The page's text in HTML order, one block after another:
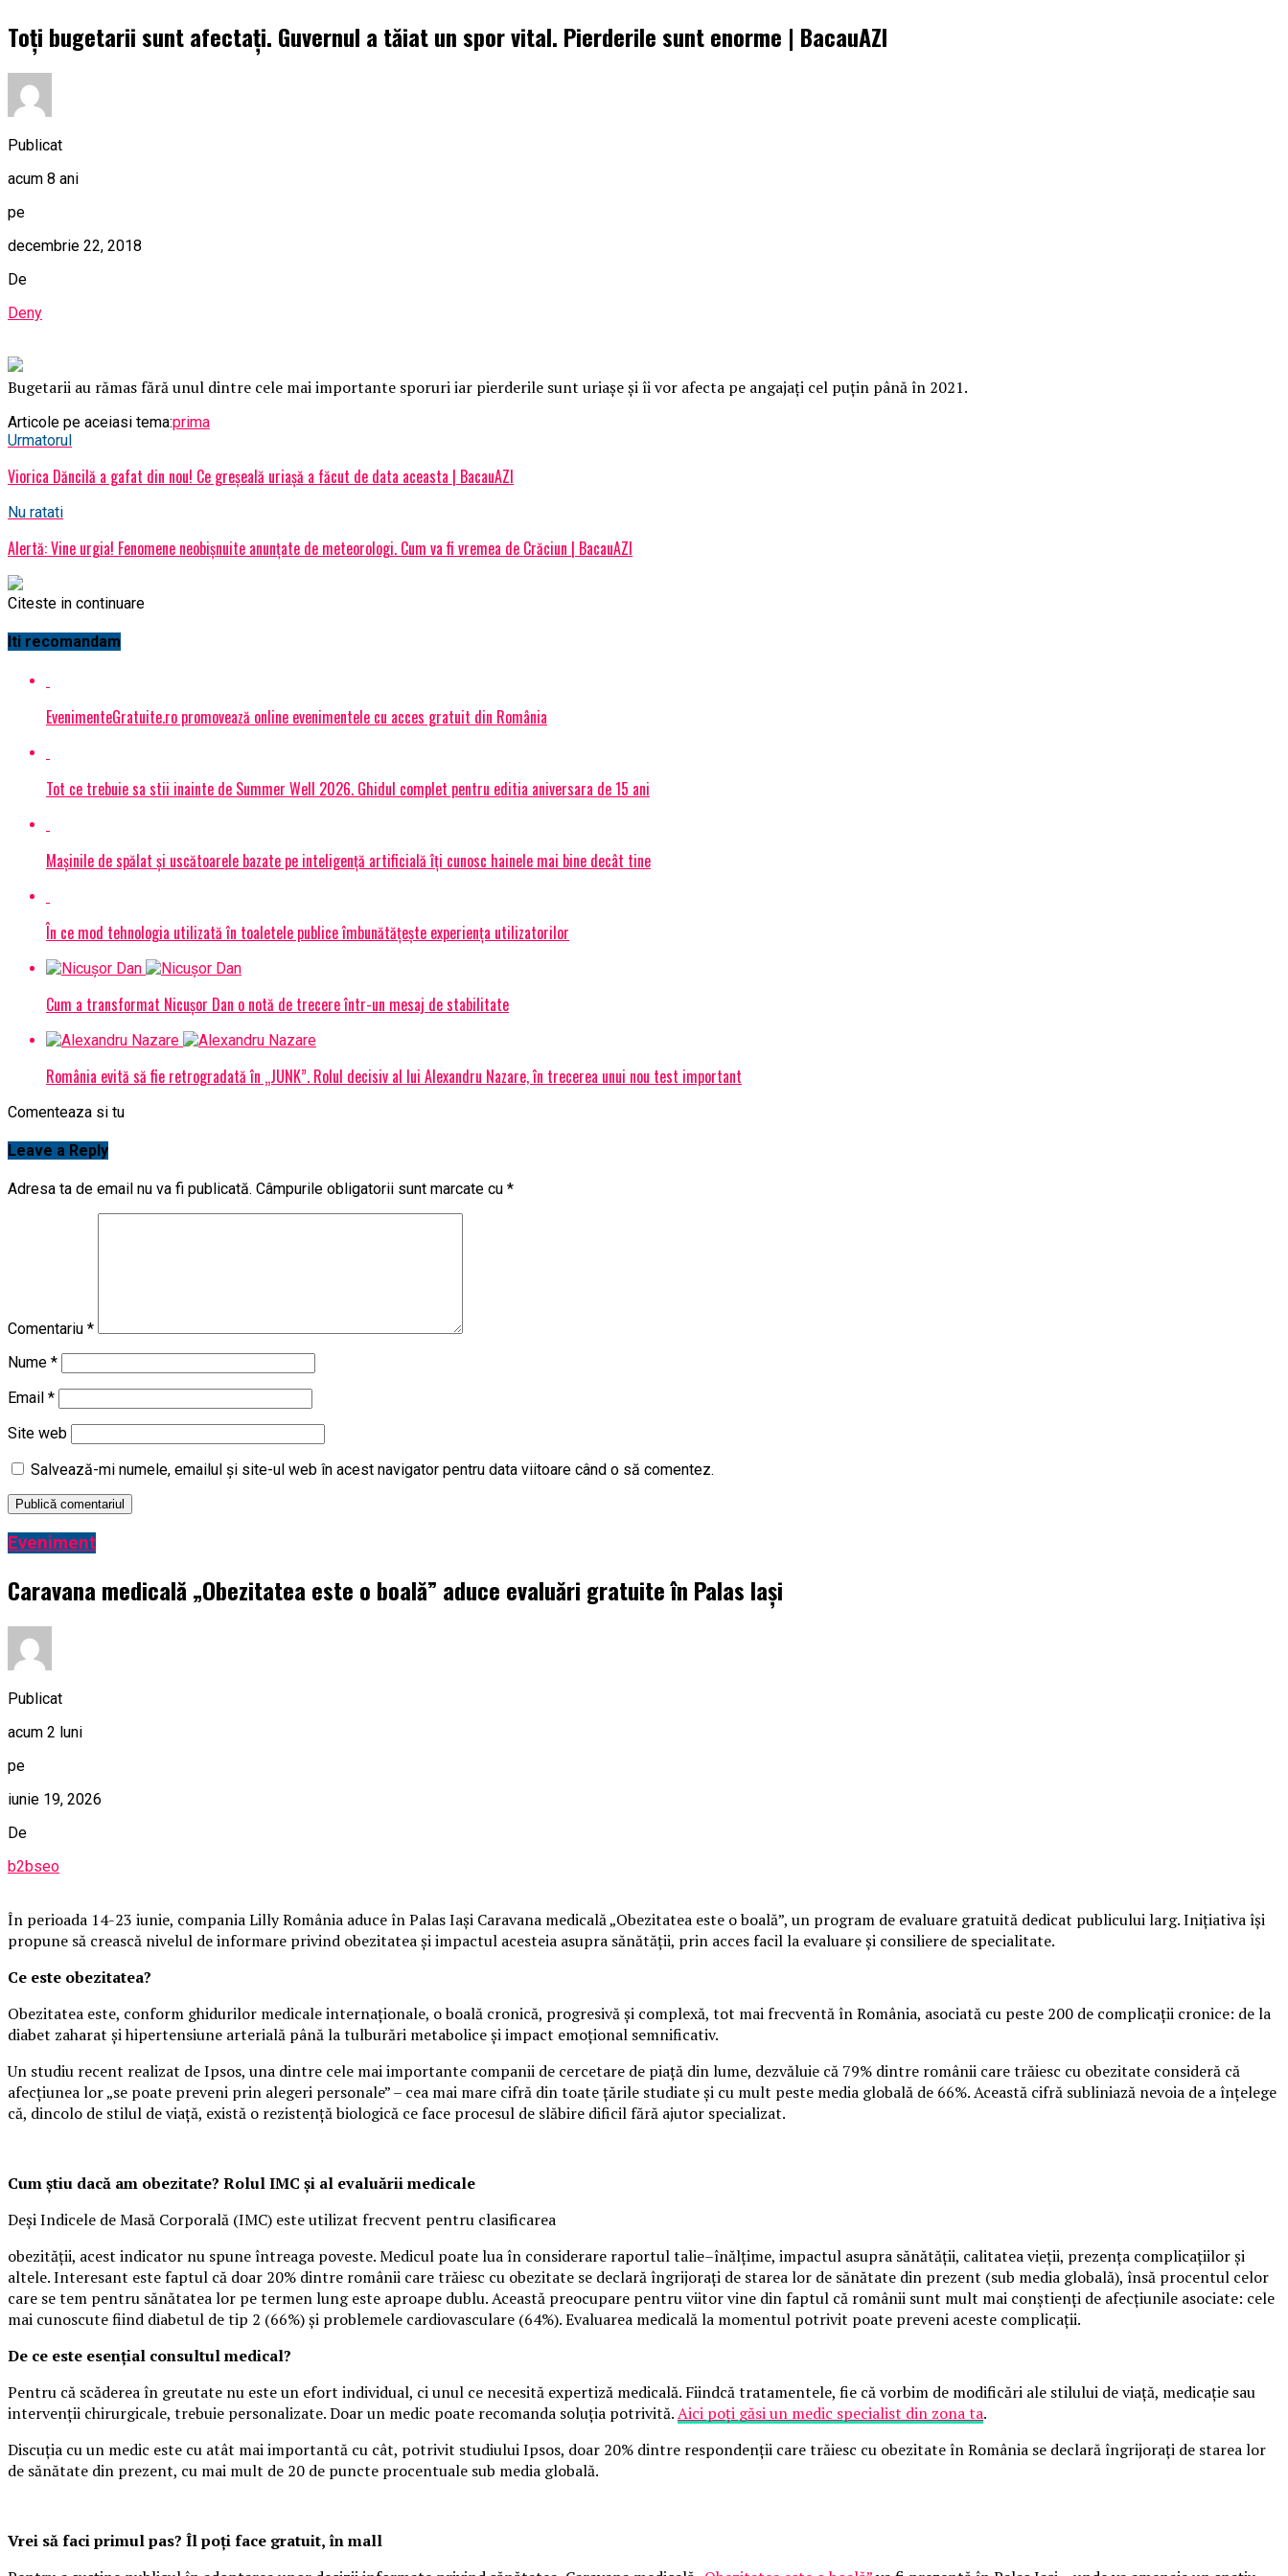
Toți bugetarii sunt afectați. Guvernul a tăiat un spor vital. Pierderile sunt enorme | BacauAZI
Publicat
acum 8 ani
pe
decembrie 22, 2018
De
Deny
Bugetarii au rămas fără unul dintre cele mai importante sporuri iar pierderile sunt uriașe și îi vor afecta pe angajați cel puțin până în 2021.
Articole pe aceiasi tema:prima
Urmatorul
Viorica Dăncilă a gafat din nou! Ce greșeală uriașă a făcut de data aceasta | BacauAZI
Nu ratati
Alertă: Vine urgia! Fenomene neobișnuite anunțate de meteorologi. Cum va fi vremea de Crăciun | BacauAZI
Citeste in continuare
Iti recomandam
EvenimenteGratuite.ro promovează online evenimentele cu acces gratuit din România
Tot ce trebuie sa stii inainte de Summer Well 2026. Ghidul complet pentru editia aniversara de 15 ani
Mașinile de spălat și uscătoarele bazate pe inteligență artificială îți cunosc hainele mai bine decât tine
În ce mod tehnologia utilizată în toaletele publice îmbunătățește experiența utilizatorilor
Cum a transformat Nicușor Dan o notă de trecere într-un mesaj de stabilitate
România evită să fie retrogradată în „JUNK”. Rolul decisiv al lui Alexandru Nazare, în trecerea unui nou test important
Comenteaza si tu
Leave a Reply
Adresa ta de email nu va fi publicată. Câmpurile obligatorii sunt marcate cu *
Comentariu *
Nume *
Email *
Site web
Salvează-mi numele, emailul și site-ul web în acest navigator pentru data viitoare când o să comentez.
Eveniment
Caravana medicală „Obezitatea este o boală” aduce evaluări gratuite în Palas Iași
Publicat
acum 2 luni
pe
iunie 19, 2026
De
b2bseo
În perioada 14-23 iunie, compania Lilly România aduce în Palas Iași Caravana medicală „Obezitatea este o boală”, un program de evaluare gratuită dedicat publicului larg. Inițiativa își
propune să crească nivelul de informare privind obezitatea și impactul acesteia asupra sănătății, prin acces facil la evaluare și consiliere de specialitate.
Ce este obezitatea?
Obezitatea este, conform ghidurilor medicale internaționale, o boală cronică, progresivă și complexă, tot mai frecventă în România, asociată cu peste 200 de complicații cronice: de la
diabet zaharat și hipertensiune arterială până la tulburări metabolice și impact emoțional semnificativ.
Un studiu recent realizat de Ipsos, una dintre cele mai importante companii de cercetare de piață din lume, dezvăluie că 79% dintre românii care trăiesc cu obezitate consideră că
afecțiunea lor „se poate preveni prin alegeri personale” – cea mai mare cifră din toate țările studiate și cu mult peste media globală de 66%. Această cifră subliniază nevoia de a înțelege
că, dincolo de stilul de viață, există o rezistență biologică ce face procesul de slăbire dificil fără ajutor specializat.
Cum știu dacă am obezitate? Rolul IMC și al evaluării medicale
Deși Indicele de Masă Corporală (IMC) este utilizat frecvent pentru clasificarea
obezității, acest indicator nu spune întreaga poveste. Medicul poate lua în considerare raportul talie–înălțime, impactul asupra sănătății, calitatea vieții, prezența complicațiilor și
altele. Interesant este faptul că doar 20% dintre românii care trăiesc cu obezitate se declară îngrijorați de starea lor de sănătate din prezent (sub media globală), însă procentul celor
care se tem pentru sănătatea lor pe termen lung este aproape dublu. Această preocupare pentru viitor vine din faptul că românii sunt mult mai conștienți de afecțiunile asociate: cele
mai cunoscute fiind diabetul de tip 2 (66%) și problemele cardiovasculare (64%). Evaluarea medicală la momentul potrivit poate preveni aceste complicații.
De ce este esențial consultul medical?
Pentru că scăderea în greutate nu este un efort individual, ci unul ce necesită expertiză medicală. Fiindcă tratamentele, fie că vorbim de modificări ale stilului de viață, medicație sau
intervenții chirurgicale, trebuie personalizate. Doar un medic poate recomanda soluția potrivită.Aici poți găsi un medic specialist din zona ta.
Discuția cu un medic este cu atât mai importantă cu cât, potrivit studiului Ipsos, doar 20% dintre respondenții care trăiesc cu obezitate în România se declară îngrijorați de starea lor
de sănătate din prezent, cu mai mult de 20 de puncte procentuale sub media globală.
Vrei să faci primul pas? Îl poți face gratuit, în mall